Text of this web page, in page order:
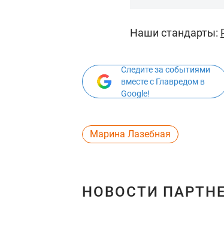
Наши стандарты:
Следите за событиями
вместе с Главредом в
Google!
Марина Лазебная
НОВОСТИ